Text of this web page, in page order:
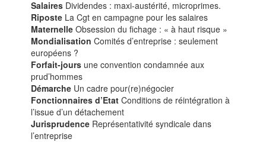
Salaires Dividendes : maxi-austérité, microprimes.
Riposte La Cgt en campagne pour les salaires
Maternelle Obsession du fichage : « à haut risque »
Mondialisation Comités d’entreprise : seulement
européens ?
Forfait-jours une convention condamnée aux
prud’hommes
Démarche Un cadre pour(re)négocier
Fonctionnaires d’Etat Conditions de réintégration à
l’issue d’un détachement
Jurisprudence Représentativité syndicale dans
l’entreprise